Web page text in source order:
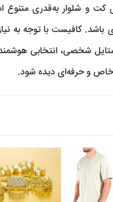
کت و شلوار به‌قدری متنوع
کافیست با توجه به
شخصی، انتخابی
خاص و حرفه‌ای دیده شود.